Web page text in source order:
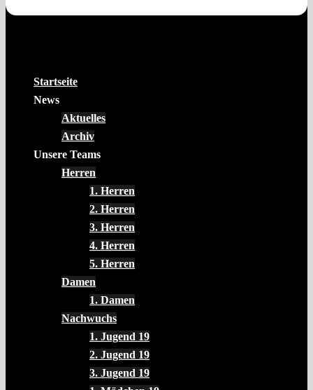
Startseite
News
Aktuelles
Archiv
Unsere Teams
Herren
1. Herren
2. Herren
3. Herren
4. Herren
5. Herren
Damen
1. Damen
Nachwuchs
1. Jugend 19
2. Jugend 19
3. Jugend 19